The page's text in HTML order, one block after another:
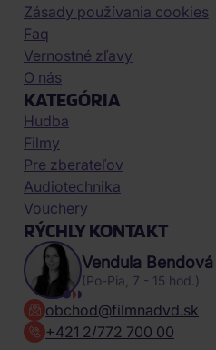
Zásady používania cookies
Faq
Vernostné zľavy
O nás
KATEGÓRIA
Hudba
Filmy
Pre zberateľov
Audiotechnika
Vouchery
RÝCHLY KONTAKT
Vendula Bendová
(Po-Pia, 7 - 15 hod.)
obchod@filmnadvd.sk
+421 2/772 700 00